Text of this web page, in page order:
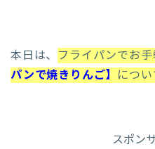
本日は、 フライパンでお手
パンで焼きりんご】 につい
スポン